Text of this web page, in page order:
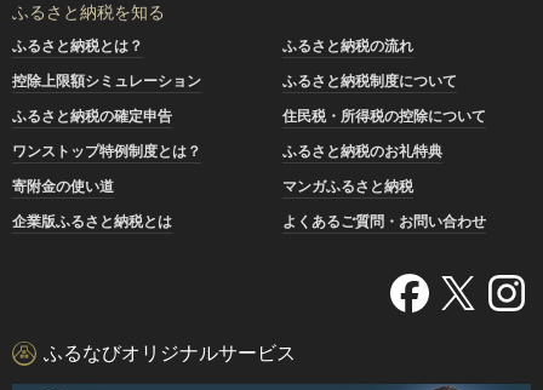
ふるさと納税を知る
ふるさと納税とは？
ふるさと納税の流れ
控除上限額シミュレーション
ふるさと納税制度について
ふるさと納税の確定申告
住民税・所得税の控除について
ワンストップ特例制度とは？
ふるさと納税のお礼特典
寄附金の使い道
マンガふるさと納税
企業版ふるさと納税とは
よくあるご質問・お問い合わせ
ふるなびオリジナルサービス